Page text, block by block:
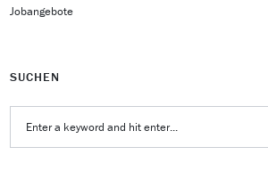
Jobangebote
SUCHEN